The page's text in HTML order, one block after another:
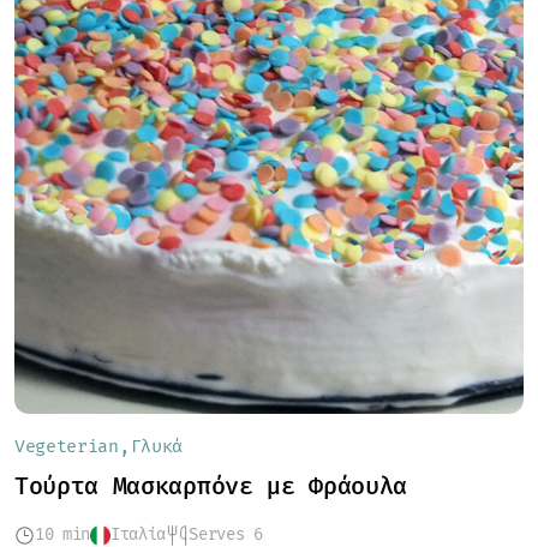
Vegeterian Γλυκά
Τούρτα Μασκαρπόνε με Φράουλα
10 min Ιταλία Serves 6